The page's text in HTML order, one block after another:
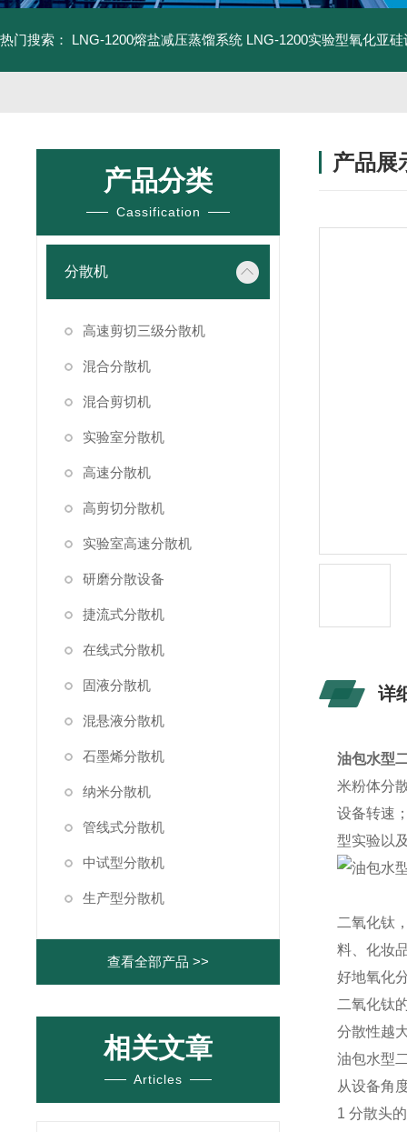
热门搜索： LNG-1200熔盐减压蒸馏系统 LNG-1200实验型氧化亚硅
产品分类
Cassification
分散机
高速剪切三级分散机
混合分散机
混合剪切机
实验室分散机
高速分散机
高剪切分散机
实验室高速分散机
研磨分散设备
捷流式分散机
在线式分散机
固液分散机
混悬液分散机
石墨烯分散机
纳米分散机
管线式分散机
中试型分散机
生产型分散机
查看全部产品 >>
相关文章
Articles
产品展
详
油包水型
米粉体分
设备转速
型实验以
二氧化钛
料、化妆
好地氧化
二氧化钛
分散性越
油包水型
从设备角
1 分散头